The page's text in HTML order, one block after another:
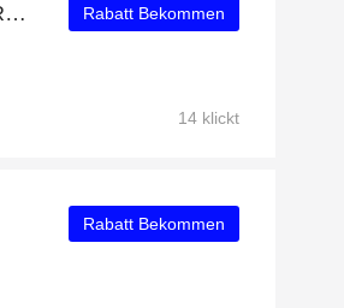
Neueste Angebote: tolle Einsparungen mit 26% Rabatt Rabatt Bekommen
14 klickt
Rabatt Bekommen